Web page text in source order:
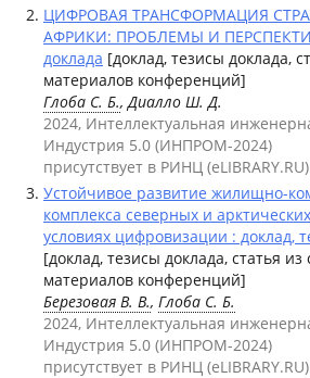
ЦИФРОВАЯ ТРАНСФОРМАЦИЯ
АФРИКИ: ПРОБЛЕМЫ И
доклада [доклад, тезисы доклада,
материалов конференций]
Глоба С. Б., Диалло Ш. Д.
2024, Интеллектуальная
Индустрия 5.0 (ИНПРОМ-2024)
присутствует в РИНЦ (eLIBRARY.RU)
Устойчивое развитие жилищно-
комплекса северных и
условиях цифровизации : доклад,
[доклад, тезисы доклада, статья из
материалов конференций]
Березовая В. В., Глоба С. Б.
2024, Интеллектуальная
Индустрия 5.0 (ИНПРОМ-2024)
присутствует в РИНЦ (eLIBRARY.RU)